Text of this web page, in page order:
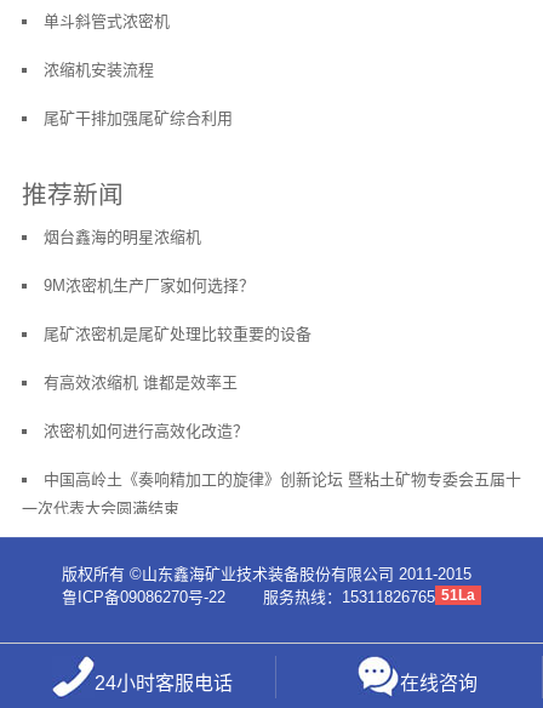
单斗斜管式浓密机
浓缩机安装流程
尾矿干排加强尾矿综合利用
推荐新闻
烟台鑫海的明星浓缩机
9M浓密机生产厂家如何选择？
尾矿浓密机是尾矿处理比较重要的设备
有高效浓缩机 谁都是效率王
浓密机如何进行高效化改造？
中国高岭土《奏响精加工的旋律》创新论坛 暨粘土矿物专委会五届十
一次代表大会圆满结束
版权所有 ©山东鑫海矿业技术装备股份有限公司 2011-2015
鲁ICP备09086270号-22
51La
服务热线：15311826765
24小时客服电话 在线咨询